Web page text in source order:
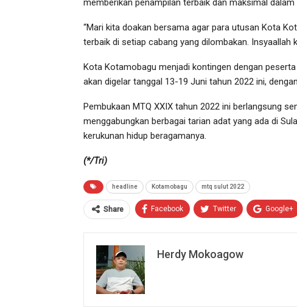
memberikan penampilan terbaik dan maksimal dalam
“Mari kita doakan bersama agar para utusan Kota
terbaik di setiap cabang yang dilombakan. Insyaallah
Kota Kotamobagu menjadi kontingen dengan
akan digelar tanggal 13-19 Juni tahun 2022 ini,
Pembukaan MTQ XXIX tahun 2022 ini berlangsung
menggabungkan berbagai tarian adat yang ada di
kerukunan hidup beragamanya.
(*/Tri)
headline Kotamobagu mtq sulut 2022
Share Facebook Twitter Google+
Herdy Mokoagow